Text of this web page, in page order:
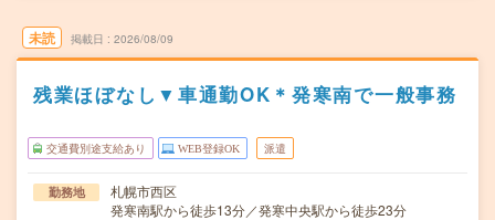
未読 掲載日 2026/08/09
残業ほぼなし▼車通勤OK＊発寒南で一般事務
交通費別途支給あり WEB登録OK 派遣
勤務地
札幌市西区
発寒南駅から徒歩13分／発寒中央駅から徒歩23分